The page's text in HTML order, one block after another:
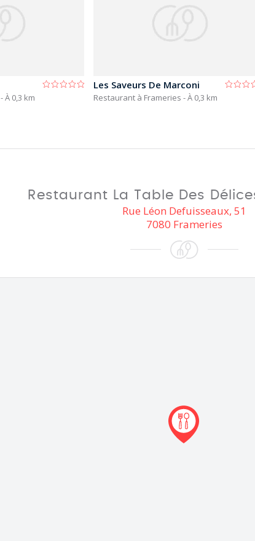
- À 0,3 km
Les Saveurs De Marconi
Restaurant à Frameries - À 0,3 km
Restaurant La Table Des
Rue Léon Defuisseaux, 51
7080 Frameries